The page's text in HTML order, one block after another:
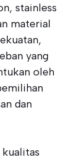
stainless
material
yang
oleh
dan